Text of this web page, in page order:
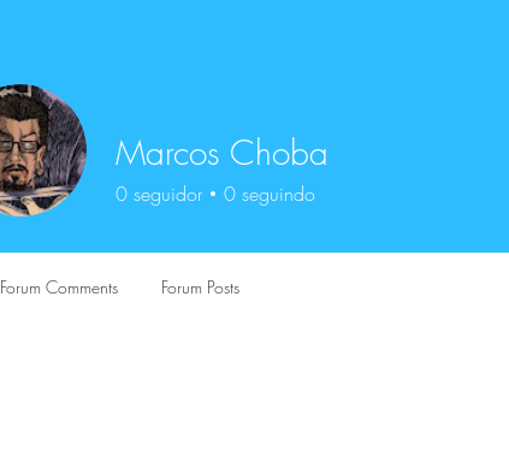
Marcos Choba
0 seguidor 0 seguindo
Forum Comments Forum Posts